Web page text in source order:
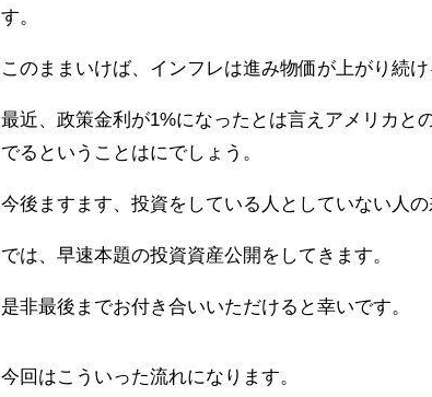
す。
このままいけば、インフレは進み物価が上がり続け
最近、政策金利が1%になったとは言えアメリカと
でるということはにでしょう。
今後ますます、投資をしている人としていない人の
では、早速本題の投資資産公開をしてきます。
是非最後までお付き合いいただけると幸いです。
今回はこういった流れになります。